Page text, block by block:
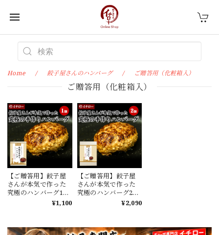
Home 餃子屋さんのハンバーグ ご贈答用（化粧箱入）
ご贈答用（化粧箱入）
【ご贈答用】餃子屋
さんが本気で作った
究極のハンバーグ1個
¥1,100
【ご贈答用】餃子屋
さんが本気で作った
究極のハンバーグ2個
¥2,090